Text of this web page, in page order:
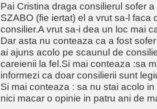
Pai Cristina draga consilierul sofer
SZABO (fie iertat) el a vrut sa-l faca
consilier.A vrut sa-i dea un loc mai
Dar asta nu conteaza ca a fost
ai ajuns acolo pe scaunul de
careienii la fel.Si mai conteaza :sa
informezi ca doar consilierii sunt
Si mai conteaza : sa nu stai acolo
nici macar o opinie in patru ani de